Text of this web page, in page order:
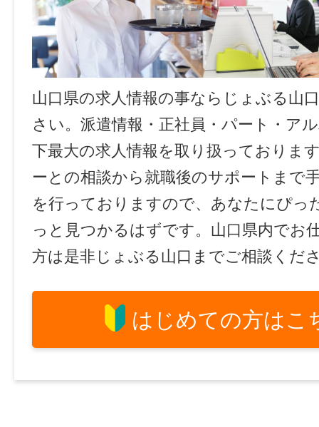
山口県の求人情報の事ならじょぶる山
さい。派遣情報・正社員・パート・ア
下最大の求人情報を取り扱っておりま
ーとの相談から就職後のサポートまで
を行っておりますので、あなたにぴっ
っと見つかるはずです。山口県内でお
方は是非じょぶる山口までご相談くだ
はじめての方はこ